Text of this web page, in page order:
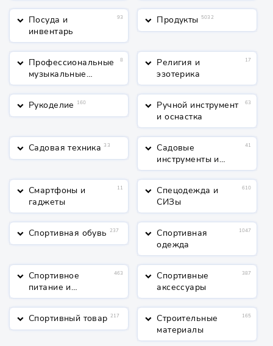
keyboard_arrow_down Посуда и
инвентарь
93 keyboard_arrow_down Продукты 5032
keyboard_arrow_down Профессиональные
музыкальные
инструменты
8 keyboard_arrow_down Религия и
эзотерика
17
keyboard_arrow_down Рукоделие 160 keyboard_arrow_down Ручной инструмент
и оснастка
63
keyboard_arrow_down Садовая техника 33 keyboard_arrow_down Садовые
инструменты и
полив
41
keyboard_arrow_down Смартфоны и
гаджеты
11 keyboard_arrow_down Спецодежда и
СИЗы
610
keyboard_arrow_down Спортивная обувь 237 keyboard_arrow_down Спортивная
одежда
1047
keyboard_arrow_down Спортивное
питание и
косметика
463 keyboard_arrow_down Спортивные
аксессуары
387
keyboard_arrow_down Спортивный товар 217 keyboard_arrow_down Строительные
материалы
165